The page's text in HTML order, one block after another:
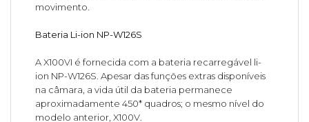
movimento.
Bateria Li-ion NP-W126S
A X100VI é fornecida com a bateria recarregável li-
ion NP-W126S. Apesar das funções extras disponíveis
na câmara, a vida útil da bateria permanece
aproximadamente 450* quadros; o mesmo nível do
modelo anterior, X100V.